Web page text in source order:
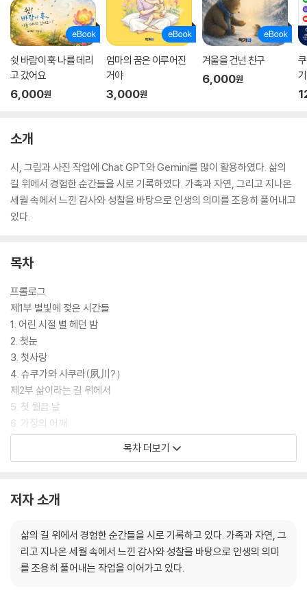
쉿 바람이 훅 나를 데리
고 갔어요
6,000원
엄마의 꿈은 이루어진
거야
3,000원
겨울을 건넌 친구
6,000원
기
소개
시, 그림과 사진 작업에 Chat GPT와 Gemini를 많이 활용하였다. 삶의
길 위에서 경험한 순간들을 시로 기록하였다. 가족과 자연, 그리고 지나온
세월 속에서 느낀 감사와 성찰을 바탕으로 인생의 의미를 조용히 풀어내고
있다.
목차
프롤로그
제1부 별빛에 젖은 시간들
1. 어린 시절 별 헤던 밤
2. 첫눈
3. 첫사랑
4. 슈쿠가와 사쿠라(夙川?）
제2부 삶이라는 길 위에서
5. 첫 월급 날
6. 가장의 어깨
7. 바삐 걷던 길 위의 나
10. 아내에게 드리는 감사
12. 어머님의 된장찌개
13. 부모님께 대한 감사
14. 기억 너머 어머니
목차 더보기
저자 소개
삶의 길 위에서 경험한 순간들을 시로 기록하고 있다. 가족과 자연, 그
리고 지나온 세월 속에서 느낀 감사와 성찰을 바탕으로 인생의 의미
를 조용히 풀어내는 작업을 이어가고 있다.